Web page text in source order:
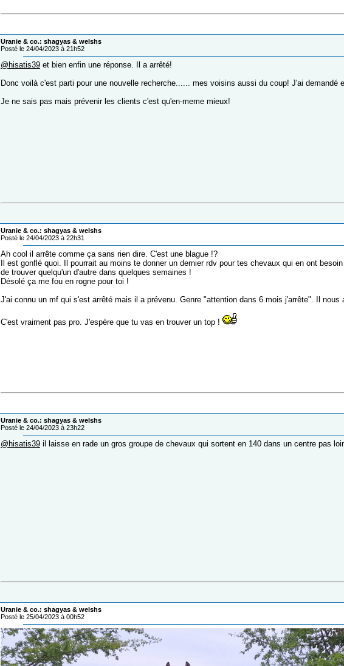
Uranie & co.: shagyas & welshs
Posté le 24/04/2023 à 21h52
@hisatis39 et bien enfin une réponse. Il a arrêté!
Donc voilà c'est parti pour une nouvelle recherche...... mes voisins aussi du coup! J'ai demandé
Je ne sais pas mais prévenir les clients c'est qu'en-meme mieux!
Uranie & co.: shagyas & welshs
Posté le 24/04/2023 à 22h31
Ah cool il arrête comme ça sans rien dire. C'est une blague !?
Il est gonflé quoi. Il pourrait au moins te donner un dernier rdv pour tes chevaux qui en ont
de trouver quelqu'un d'autre dans quelques semaines !
Désolé ça me fou en rogne pour toi !
J'ai connu un mf qui s'est arrêté mais il a prévenu. Genre "attention dans 6 mois j'arrête". Il nous
C'est vraiment pas pro. J'espère que tu vas en trouver un top !
Uranie & co.: shagyas & welshs
Posté le 24/04/2023 à 23h22
@hisatis39 il laisse en rade un gros groupe de chevaux qui sortent en 140 dans un centre pas
Uranie & co.: shagyas & welshs
Posté le 25/04/2023 à 00h52